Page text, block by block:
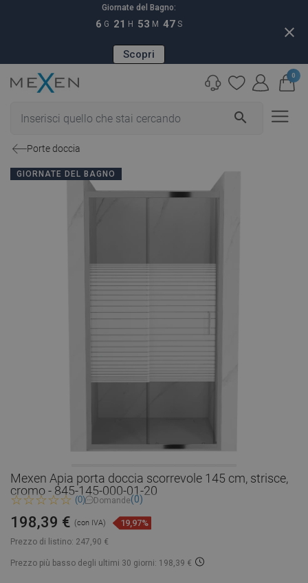
Giornate del Bagno:
6 G 21 H 53 M 46 S
Scopri
close
search
0
Porte doccia
GIORNATE DEL BAGNO
Mexen Apia porta doccia scorrevole 145 cm, strisce,
cromo - 845-145-000-01-20
(0) Domande(0)
Prezzo di listino: 247,90 €
198,39 € (con IVA) 19,97%
Prezzo più basso degli ultimi 30 giorni: 198,39 €